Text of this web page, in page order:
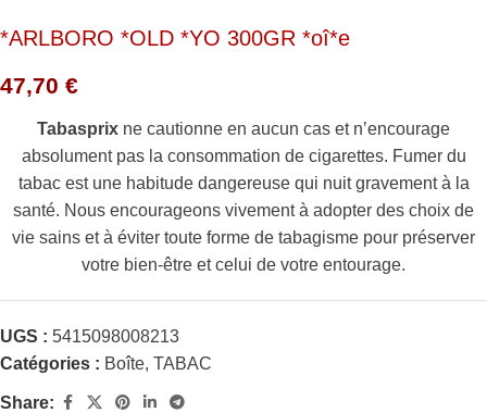
*ARLBORO *OLD *YO 300GR *oî*e
47,70 €
Tabasprix ne cautionne en aucun cas et n’encourage
absolument pas la consommation de cigarettes. Fumer du
tabac est une habitude dangereuse qui nuit gravement à la
santé. Nous encourageons vivement à adopter des choix de
vie sains et à éviter toute forme de tabagisme pour préserver
votre bien-être et celui de votre entourage.
UGS : 5415098008213
Catégories : Boîte, TABAC
Share: